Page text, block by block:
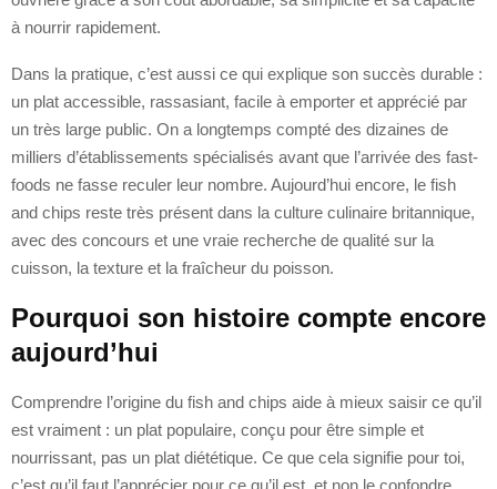
à nourrir rapidement.
Dans la pratique, c’est aussi ce qui explique son succès durable :
un plat accessible, rassasiant, facile à emporter et apprécié par
un très large public. On a longtemps compté des dizaines de
milliers d’établissements spécialisés avant que l’arrivée des fast-
foods ne fasse reculer leur nombre. Aujourd’hui encore, le fish
and chips reste très présent dans la culture culinaire britannique,
avec des concours et une vraie recherche de qualité sur la
cuisson, la texture et la fraîcheur du poisson.
Pourquoi son histoire compte encore
aujourd’hui
Comprendre l’origine du fish and chips aide à mieux saisir ce qu’il
est vraiment : un plat populaire, conçu pour être simple et
nourrissant, pas un plat diététique. Ce que cela signifie pour toi,
c’est qu’il faut l’apprécier pour ce qu’il est, et non le confondre